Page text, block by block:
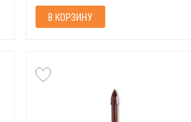
В КОРЗИНУ